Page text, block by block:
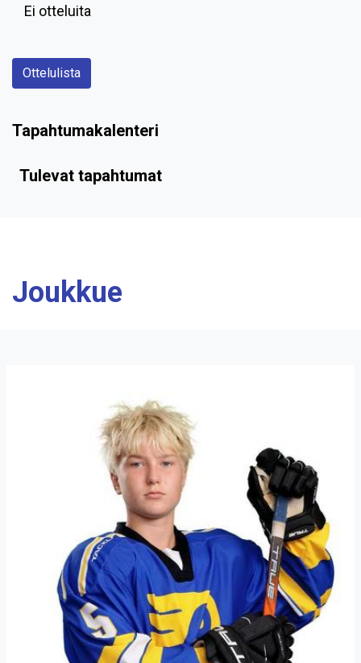
Ei otteluita
Ottelulista
Tapahtumakalenteri
Tulevat tapahtumat
Joukkue